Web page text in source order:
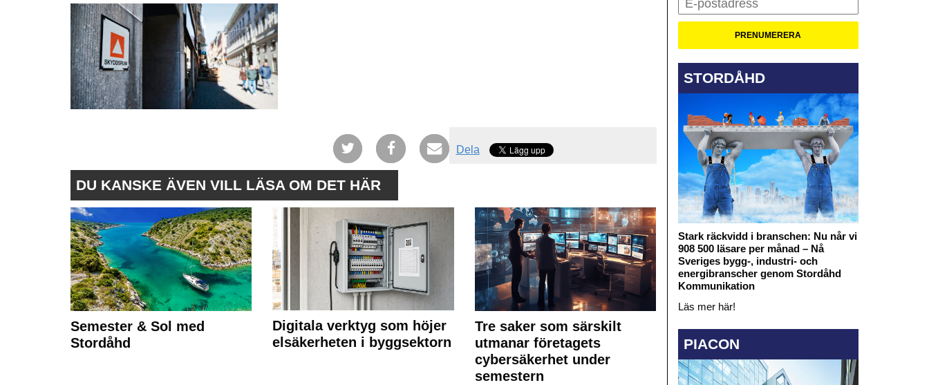
Dela
DU KANSKE ÄVEN VILL LÄSA OM DET HÄR
Semester & Sol med
Stordåhd
Digitala verktyg som höjer
elsäkerheten i byggsektorn
Tre saker som särskilt
utmanar företagets
cybersäkerhet under
semestern
STORDÅHD
Stark räckvidd i branschen: Nu når vi
908 500 läsare per månad – Nå
Sveriges bygg-, industri- och
energibranscher genom Stordåhd
Kommunikation
Läs mer här!
PIACON